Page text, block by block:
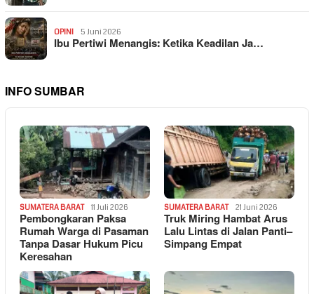
OPINI 5 Juni 2026
Ibu Pertiwi Menangis: Ketika Keadilan Ja…
INFO SUMBAR
SUMATERA BARAT 11 Juli 2026
Pembongkaran Paksa
Rumah Warga di Pasaman
Tanpa Dasar Hukum Picu
Keresahan
SUMATERA BARAT 21 Juni 2026
Truk Miring Hambat Arus
Lalu Lintas di Jalan Panti–
Simpang Empat